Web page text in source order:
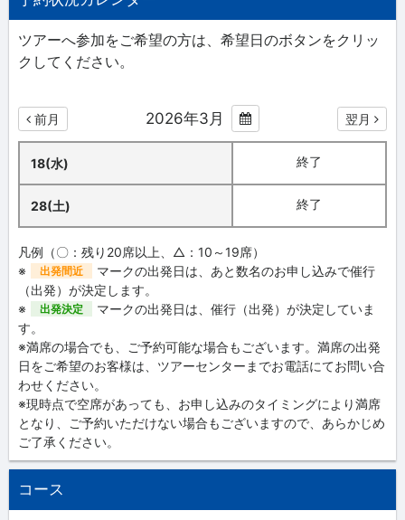
ツアーへ参加をご希望の方は、希望日のボタンをクリッ
クしてください。
前月 2026年3月 翌月
18(水) 終了
28(土) 終了
凡例（〇：残り20席以上、△：10～19席）
※
出発間近
マークの出発日は、あと数名のお申し込みで催行
（出発）が決定します。
※
出発決定
マークの出発日は、催行（出発）が決定していま
す。
※満席の場合でも、ご予約可能な場合もございます。満席の出発
日をご希望のお客様は、ツアーセンターまでお電話にてお問い合
わせください。
※現時点で空席があっても、お申し込みのタイミングにより満席
となり、ご予約いただけない場合もございますので、あらかじめ
ご了承ください。
コース